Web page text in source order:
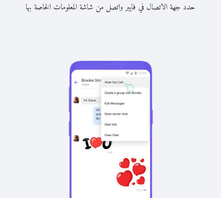
حدد جهة الاتصال في فايبر واتصل من شاشة المعلومات الخاصة بها